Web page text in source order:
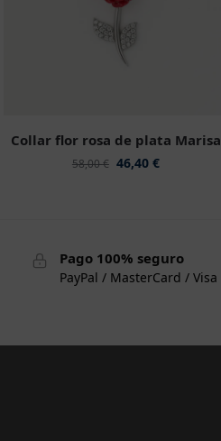
Collar flor rosa de plata Marisa
58,00€ 46,40 €
Pago 100% seguro
PayPal / MasterCard / Visa